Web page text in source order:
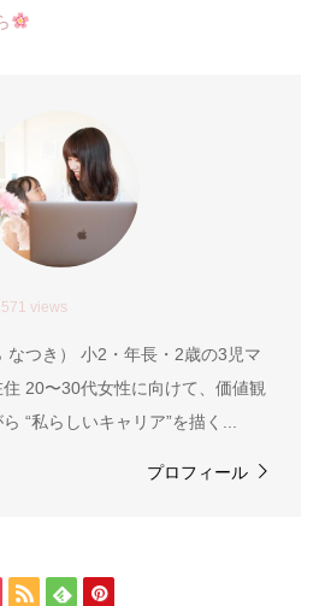
views
なつき） 小2・年長・2歳の3児マ
20〜30代女性に向けて、価値観
“私らしいキャリア”を描く...
プロフィール